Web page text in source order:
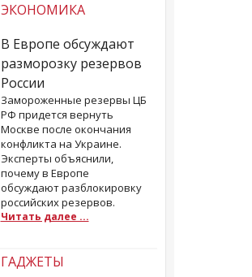
ЭКОНОМИКА
В Европе обсуждают
разморозку резервов
России
Замороженные резервы ЦБ
РФ придется вернуть
Москве после окончания
конфликта на Украине.
Эксперты объяснили,
почему в Европе
обсуждают разблокировку
российских резервов.
Читать далее ...
ГАДЖЕТЫ